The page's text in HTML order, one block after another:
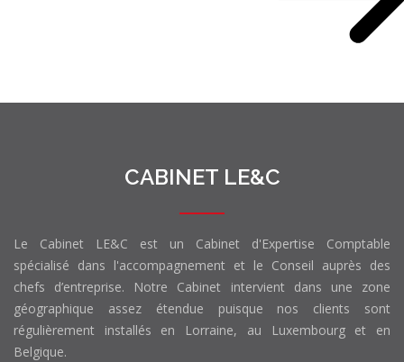
CABINET LE&C
Le Cabinet LE&C est un Cabinet d'Expertise Comptable
spécialisé dans l'accompagnement et le Conseil auprès des
chefs d’entreprise. Notre Cabinet intervient dans une zone
géographique assez étendue puisque nos clients sont
régulièrement installés en Lorraine, au Luxembourg et en
Belgique.